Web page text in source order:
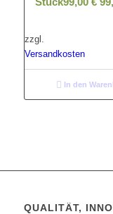
zzgl.
Versandkosten
In den
QUALITÄT,